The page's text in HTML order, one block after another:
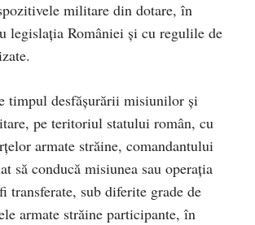
militare din dotare, în
legislația României și cu regulile de
timpul desfășurării misiunilor și
pe teritoriul statului român, cu
armate străine, comandantului
să conducă misiunea sau operația
sub diferite grade de
armate străine participante, în